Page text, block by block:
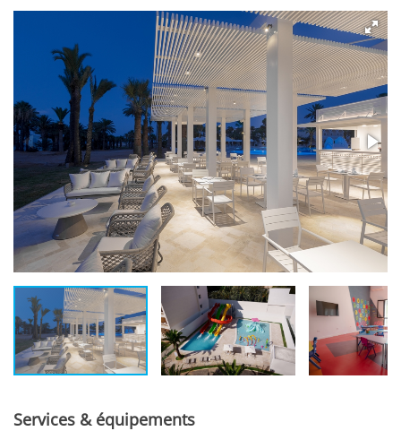
Services & équipements